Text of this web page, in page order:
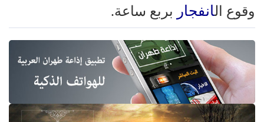
وقوع الانفجار بربع ساعة.